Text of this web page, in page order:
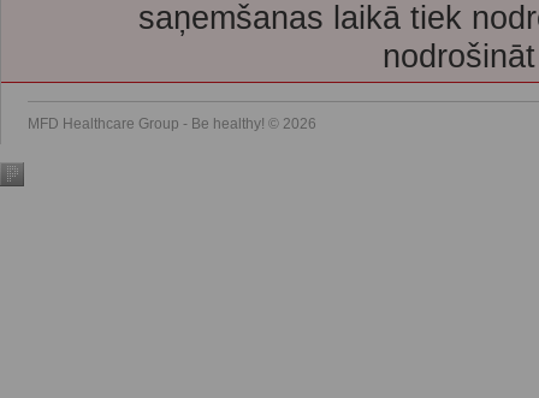
saņemšanas laikā tiek
MFD Healthcare Group - Be healthy! © 2026